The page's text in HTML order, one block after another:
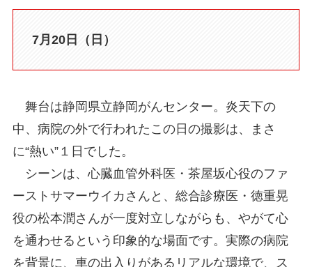
7月20日（日）
舞台は静岡県立静岡がんセンター。炎天下の
中、病院の外で行われたこの日の撮影は、まさ
に“熱い”１日でした。
シーンは、心臓血管外科医・茶屋坂心役のファ
ーストサマーウイカさんと、総合診療医・徳重晃
役の松本潤さんが一度対立しながらも、やがて心
を通わせるという印象的な場面です。実際の病院
を背景に、車の出入りがあるリアルな環境で、ス